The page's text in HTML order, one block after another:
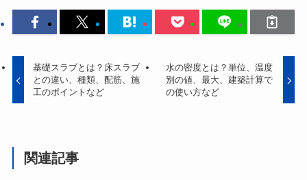
基礎スラブとは？床スラブ
との違い、種類、配筋、施
工のポイントなど
水の密度とは？単位、温度
別の値、最大、建築計算で
の使い方など
関連記事